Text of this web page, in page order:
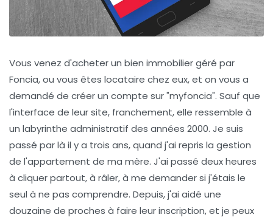
Vous venez d'acheter un bien immobilier géré par
Foncia, ou vous êtes locataire chez eux, et on vous a
demandé de créer un compte sur "myfoncia". Sauf que
l'interface de leur site, franchement, elle ressemble à
un labyrinthe administratif des années 2000. Je suis
passé par là il y a trois ans, quand j'ai repris la gestion
de l'appartement de ma mère. J'ai passé deux heures
à cliquer partout, à râler, à me demander si j'étais le
seul à ne pas comprendre. Depuis, j'ai aidé une
douzaine de proches à faire leur inscription, et je peux